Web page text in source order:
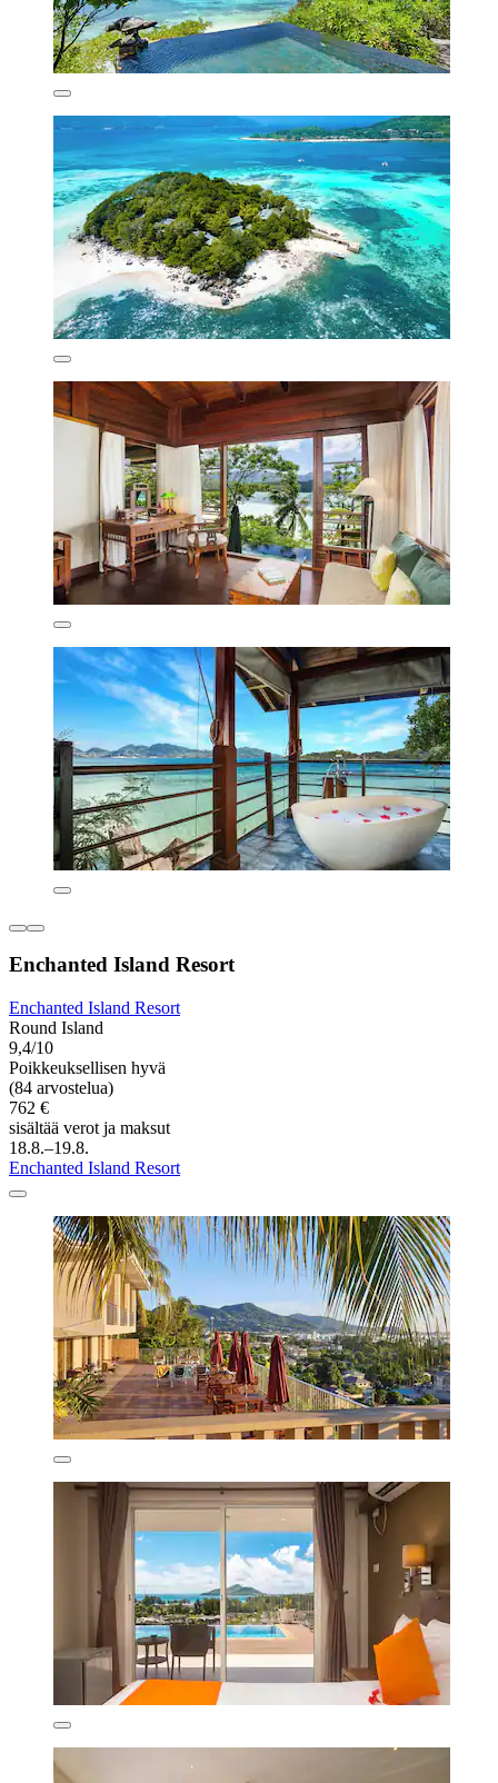
Enchanted Island Resort
Enchanted Island Resort
Round Island
9,4/10
Poikkeuksellisen hyvä
(84 arvostelua)
762 €
sisältää verot ja maksut
18.8.–19.8.
Enchanted Island Resort